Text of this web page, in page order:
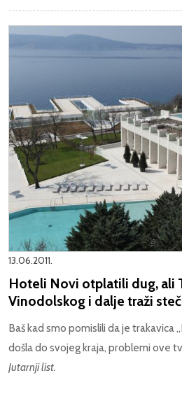
13.06.2011.
Hoteli Novi otplatili dug, ali
Vinodolskog i dalje traži
Baš kad smo pomislili da je trakavica
došla do svojeg kraja, problemi ove
Jutarnji list.